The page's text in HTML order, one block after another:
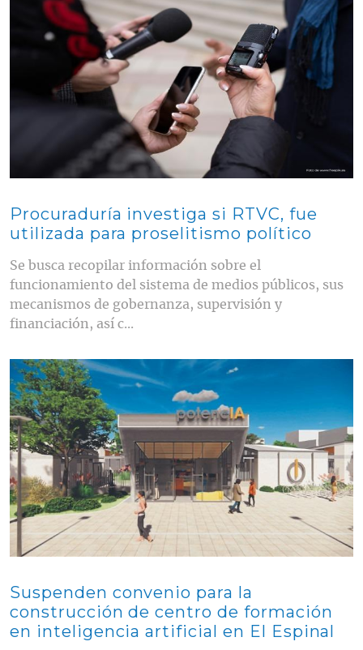
Procuraduría investiga si RTVC, fue
utilizada para proselitismo político
Se busca recopilar información sobre el
funcionamiento del sistema de medios públicos, sus
mecanismos de gobernanza, supervisión y
financiación, así c...
Contenido multimedia principal
Suspenden convenio para la
construcción de centro de formación
en inteligencia artificial en El Espinal